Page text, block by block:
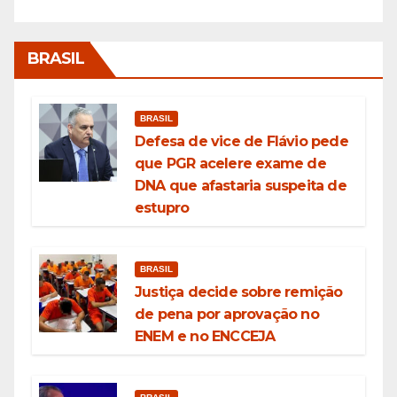
BRASIL
BRASIL
Defesa de vice de Flávio pede
que PGR acelere exame de
DNA que afastaria suspeita de
estupro
BRASIL
Justiça decide sobre remição
de pena por aprovação no
ENEM e no ENCCEJA